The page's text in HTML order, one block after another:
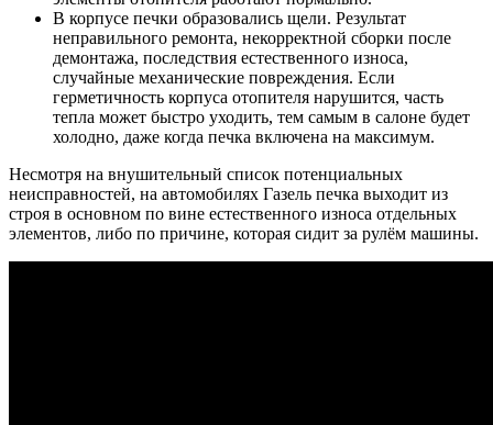
В корпусе печки образовались щели. Результат
неправильного ремонта, некорректной сборки после
демонтажа, последствия естественного износа,
случайные механические повреждения. Если
герметичность корпуса отопителя нарушится, часть
тепла может быстро уходить, тем самым в салоне будет
холодно, даже когда печка включена на максимум.
Несмотря на внушительный список потенциальных
неисправностей, на автомобилях Газель печка выходит из
строя в основном по вине естественного износа отдельных
элементов, либо по причине, которая сидит за рулём машины.